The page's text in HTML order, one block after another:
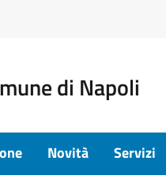
di Napoli
Novità Servizi